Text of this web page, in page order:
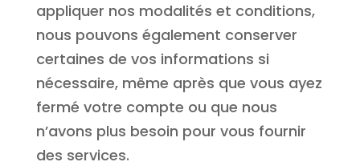
appliquer nos modalités et conditions,
nous pouvons également conserver
certaines de vos informations si
nécessaire, même après que vous ayez
fermé votre compte ou que nous
n’avons plus besoin pour vous fournir
des services.